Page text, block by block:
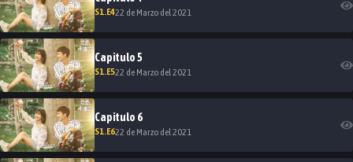
S1.E422 de Marzo del 2021
Capitulo5
S1.E522 de Marzo del 2021
Capitulo 6
S1.E622 de Marzo del 2021